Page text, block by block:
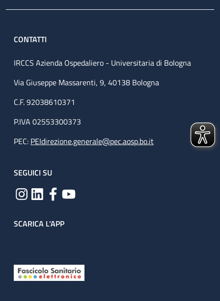
CONTATTI
IRCCS Azienda Ospedaliero - Universitaria di Bologna
Via Giuseppe Massarenti, 9, 40138 Bologna
C.F. 92038610371
P.IVA 02553300373
PEC: PEIdirezione.generale@pec.aosp.bo.it
SEGUICI SU
SCARICA L'APP